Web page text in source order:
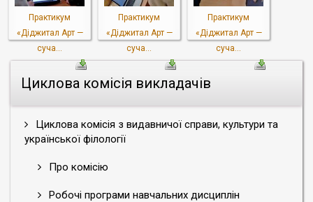
Циклова комісія викладачів
Циклова комісія з видавничої справи, культури та
української філології
Про комісію
Робочі програми навчальних дисциплін
Практикум
«Діджитал Арт —
суча...
Практикум
«Діджитал Арт —
суча...
Практикум
«Діджитал Арт —
суча...